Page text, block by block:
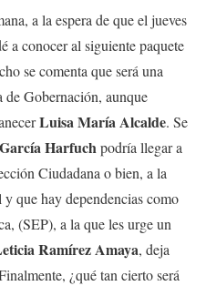
a la espera de que el jueves
a conocer al siguiente paquete
se comenta que será una
de Gobernación, aunque
Luisa María Alcalde. Se
Harfuchpodría llegar a
Ciudadana o bien, a la
que hay dependencias como
(SEP), a la que les urge un
Ramírez Amaya, deja
¿qué tan cierto será